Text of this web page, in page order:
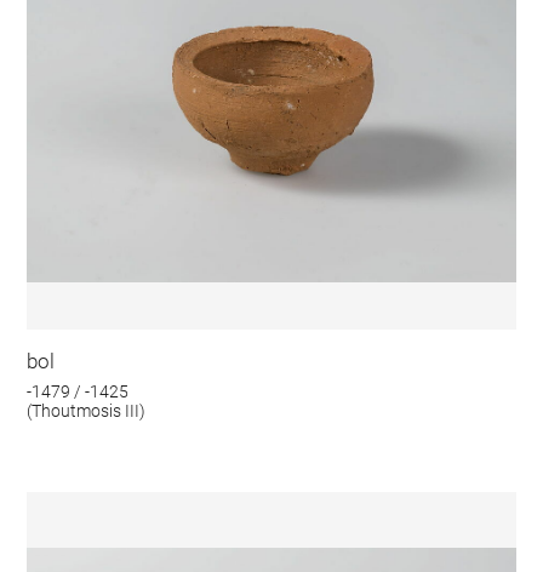
bol
-1479 / -1425
(Thoutmosis III)